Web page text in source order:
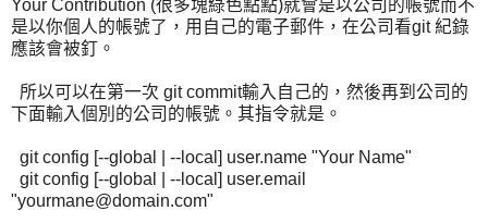
Your Contribution (很多塊綠色點點)就會是以公司的帳號而不
是以你個人的帳號了，用自己的電子郵件，在公司看git 紀錄
應該會被釘。
所以可以在第一次 git commit輸入自己的，然後再到公司的
下面輸入個別的公司的帳號。其指令就是。
git config [--global | --local] user.name "Your Name"
git config [--global | --local] user.email
"yourmane@domain.com"